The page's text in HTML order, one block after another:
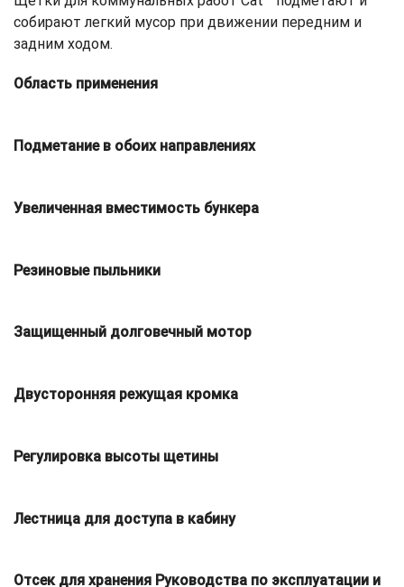
собирают легкий мусор при движении передним и
задним ходом.
Область применения
Подметание в обоих направлениях
Увеличенная вместимость бункера
Резиновые пыльники
Защищенный долговечный мотор
Двусторонняя режущая кромка
Регулировка высоты щетины
Лестница для доступа в кабину
Отсек для хранения Руководства по эксплуатации и